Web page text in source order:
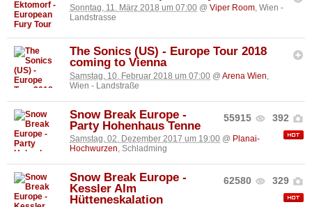
Sonntag, 11. März 2018 um 07:00 @ Viper Room , Wien -
Landstrasse
The Sonics (US) - Europe Tour 2018
coming to Vienna
Samstag, 10. Februar 2018 um 07:00 @ Arena Wien
Wien - Landstraße
55915 392
Snow Break Europe -
Party Hohenhaus Tenne
Samstag, 02. Dezember 2017 um 19:00 @ Planai-
Hochwurzen, Schladming
62580 329
Snow Break Europe -
Kessler Alm
Hütteneskalation